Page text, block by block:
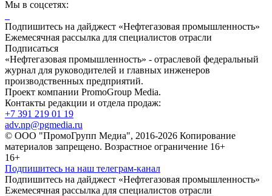
Мы в соцсетях:
Подпишитесь на дайджест «Нефтегазовая промышленность»
Ежемесячная рассылка для специалистов отрасли
Подписаться
«Нефтегазовая промышленность» - отраслевой федеральный
журнал для руководителей и главных инженеров
производственных предприятий.
Проект компании PromoGroup Media.
Контакты редакции и отдела продаж:
+7 391 219 01 19
adv.np@pgmedia.ru
© ООО "ПромоГрупп Медиа", 2016-2026 Копирование
материалов запрещено. Возрастное ограничение 16+
16+
Подпишитесь на наш телеграм-канал
Подпишитесь на дайджест «Нефтегазовая промышленность»
Ежемесячная рассылка для специалистов отрасли